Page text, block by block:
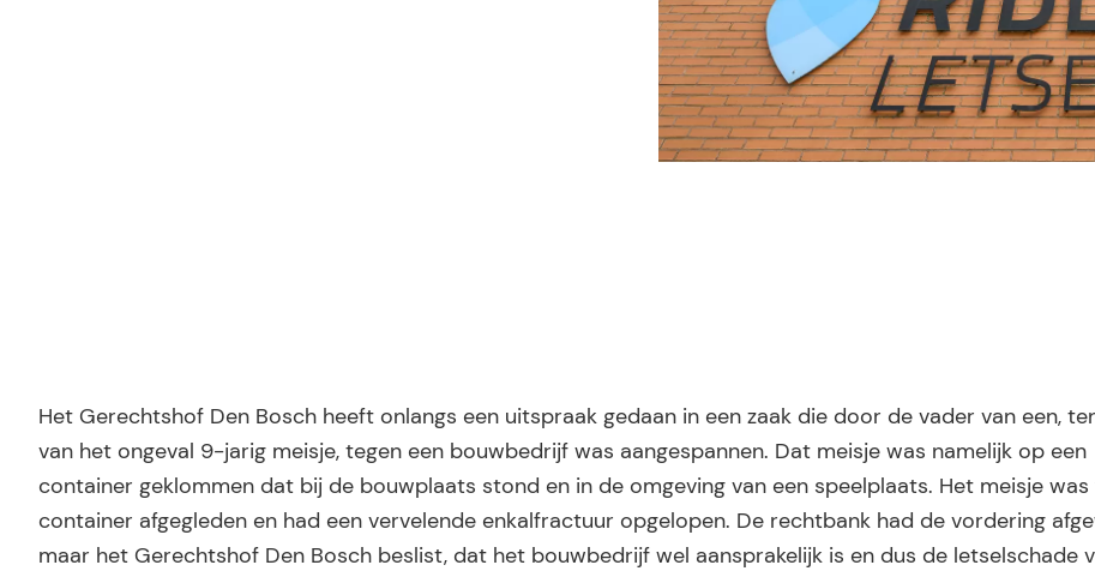
Het Gerechtshof Den Bosch heeft onlangs een uitspraak gedaan in een zaak die door de vader van een,
van het ongeval 9-jarig meisje, tegen een bouwbedrijf was aangespannen. Dat meisje was namelijk op een
container geklommen dat bij de bouwplaats stond en in de omgeving van een speelplaats. Het meisje was
container afgegleden en had een vervelende enkalfractuur opgelopen. De rechtbank had de vordering
maar het Gerechtshof Den Bosch beslist, dat het bouwbedrijf wel aansprakelijk is en dus de letselschade